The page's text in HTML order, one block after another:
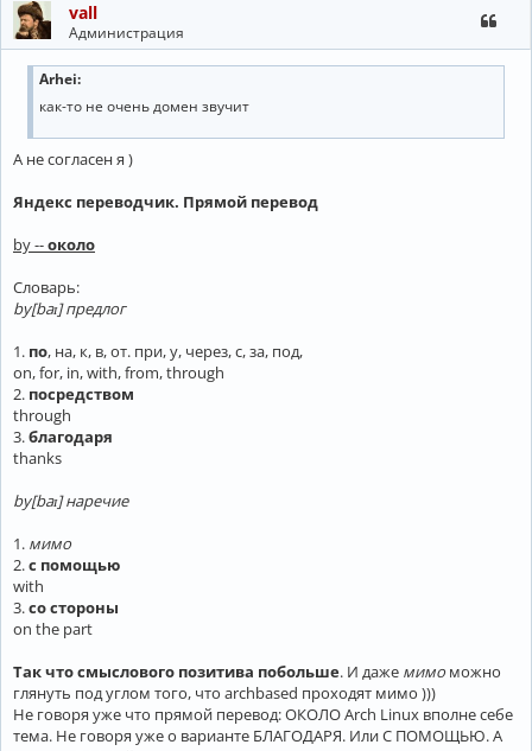
vall
Администрация
Arhei:
как-то не очень домен звучит
А не согласен я )
Яндекс переводчик. Прямой перевод
by --около
Словарь:
by[baɪ] предлог
1. по, на, к, в, от. при, у, через, с, за, под,
on, for, in, with, from, through
2. посредством
through
3.благодаря
thanks
by[baɪ] наречие
1. мимо
2.с помощью
with
3.со стороны
on the part
Так что смыслового позитива побольше. И даже мимо можно
глянуть под углом того, что archbased проходят мимо )))
Не говоря уже что прямой перевод: ОКОЛО Arch Linux вполне себе
тема. Не говоря уже о варианте БЛАГОДАРЯ. Или С ПОМОЩЬЮ. А